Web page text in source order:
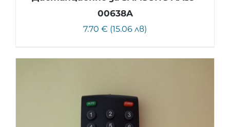
00638A
7.70 € (15.06 лв)